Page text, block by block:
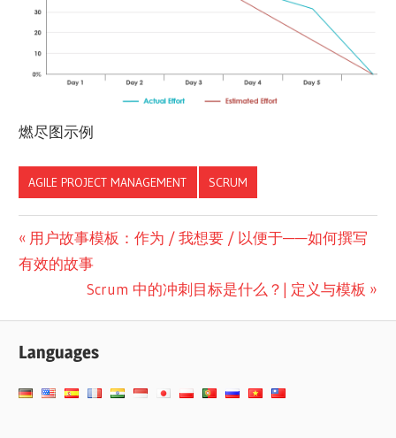
燃尽图示例
AGILE PROJECT MANAGEMENT SCRUM
文
章
航
Previous
Post:
用户故事模板：作为 / 我想要 / 以便于——如何撰写
有效的故事
Next
Scrum 中的冲刺目标是什么？| 定义与模板
Languages